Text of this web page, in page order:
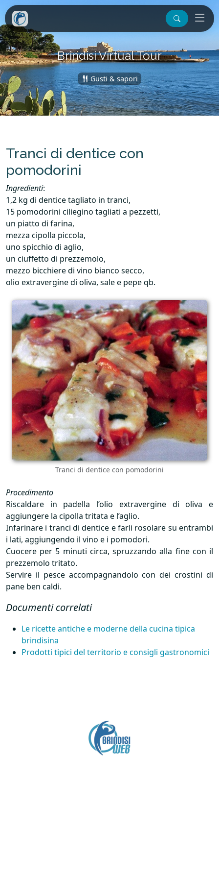
Brindisi Virtual Tour
Gusti & sapori
Tranci di dentice con
pomodorini
Ingredienti:
1,2 kg di dentice tagliato in tranci,
15 pomodorini ciliegino tagliati a pezzetti,
un piatto di farina,
mezza cipolla piccola,
uno spicchio di aglio,
un ciuffetto di prezzemolo,
mezzo bicchiere di vino bianco secco,
olio extravergine di oliva, sale e pepe qb.
Tranci di dentice con pomodorini
Procedimento
Riscaldare in padella l’olio extravergine di oliva e
aggiungere la cipolla tritata e l’aglio.
Infarinare i tranci di dentice e farli rosolare su entrambi
i lati, aggiungendo il vino e i pomodori.
Cuocere per 5 minuti circa, spruzzando alla fine con il
prezzemolo tritato.
Servire il pesce accompagnandolo con dei crostini di
pane ben caldi.
Documenti correlati
Le ricette antiche e moderne della cucina tipica
brindisina
Prodotti tipici del territorio e consigli gastronomici